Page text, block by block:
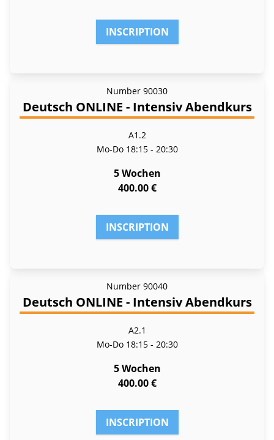
INSCRIPTION
Number 90030
Deutsch ONLINE - Intensiv Abendkurs
A1.2
Mo-Do 18:15 - 20:30
5 Wochen
400.00 €
INSCRIPTION
Number 90040
Deutsch ONLINE - Intensiv Abendkurs
A2.1
Mo-Do 18:15 - 20:30
5 Wochen
400.00 €
INSCRIPTION